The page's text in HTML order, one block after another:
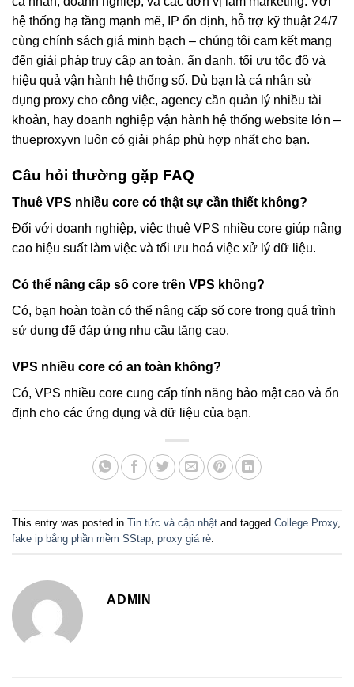
hệ thống hạ tầng mạnh mẽ, IP ổn định, hỗ trợ kỹ thuật 24/7
cùng chính sách giá minh bạch – chúng tôi cam kết mang
đến giải pháp truy cập an toàn, ẩn danh, tối ưu tốc độ và
hiệu quả vận hành hệ thống số. Dù bạn là cá nhân sử
dụng proxy cho công việc, agency cần quản lý nhiều tài
khoản, hay doanh nghiệp vận hành hệ thống website lớn –
thueproxyvn luôn có giải pháp phù hợp nhất cho bạn.
Câu hỏi thường gặp FAQ
Thuê VPS nhiều core có thật sự cần thiết không?
Đối với doanh nghiệp, việc thuê VPS nhiều core giúp nâng
cao hiệu suất làm việc và tối ưu hoá việc xử lý dữ liệu.
Có thể nâng cấp số core trên VPS không?
Có, bạn hoàn toàn có thể nâng cấp số core trong quá trình
sử dụng để đáp ứng nhu cầu tăng cao.
VPS nhiều core có an toàn không?
Có, VPS nhiều core cung cấp tính năng bảo mật cao và ổn
định cho các ứng dụng và dữ liệu của bạn.
This entry was posted in Tin tức và cập nhật and tagged College Proxy,
fake ip bằng phần mềm SStap, proxy giá rẻ.
ADMIN